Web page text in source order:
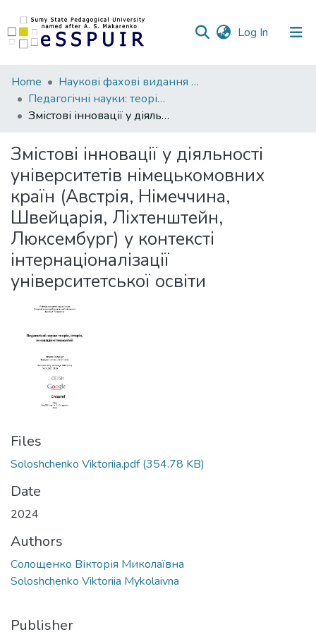
Log In (current)
Communities
&
Collections
Statistics
Home
Наукові фахові видання СумДПУ
Педагогічні науки: теорія, історія, інноваційні технології
Змістові інновації у діяльності університетів німецькомовних країн (Австрія, Німеччина, Швейцарія, Ліхтенштейн, Люксембург) у контексті інтернаціоналізації університетської освіти
Змістові інновації у діяльності
університетів німецькомовних
країн (Австрія, Німеччина,
Швейцарія, Ліхтенштейн,
Люксембург) у контексті
інтернаціоналізації
університетської освіти
Files
Soloshchenko Viktoriia.pdf(354.78 KB)
Date
2024
Authors
Солощенко Вікторія Миколаївна
Soloshchenko Viktoriia Mykolaivna
Publisher